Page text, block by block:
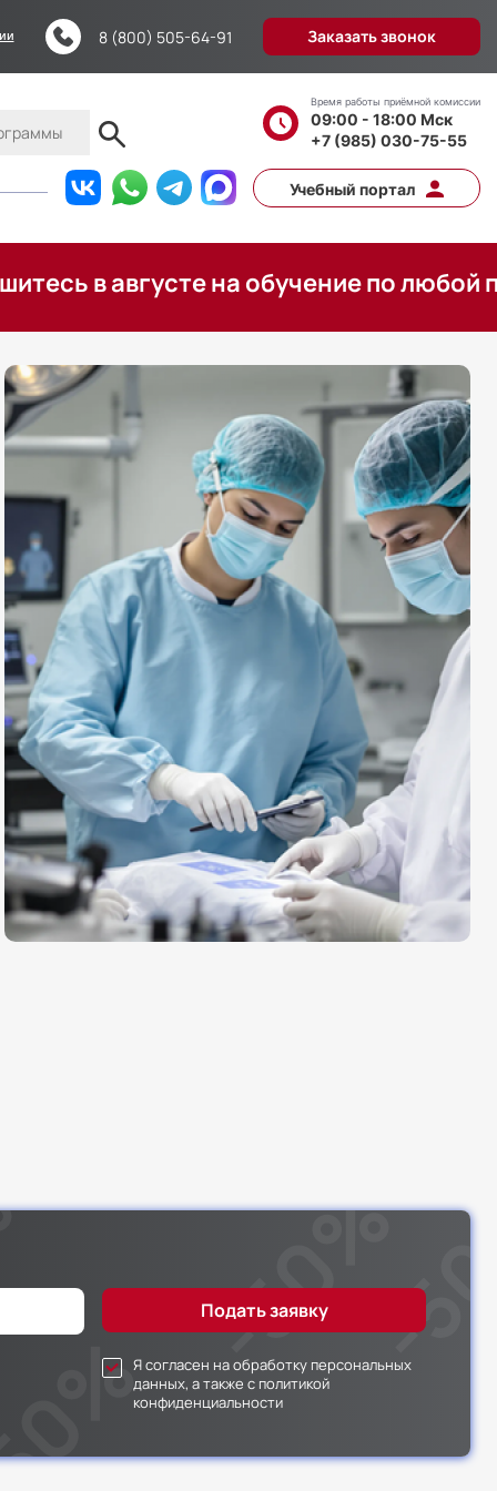
8 (800) 505-64-91 Заказать звонок
Время работы приёмной комиссии
09:00 - 18:00 Мск
+7 (985) 030-75-55
Учебный портал
на обучение по любой
Я согласен на обработку персональных
данных, а также с политикой
конфиденциальности